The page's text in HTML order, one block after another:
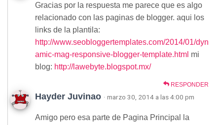
Gracias por la respuesta me parece que es algo
relacionado con las paginas de blogger. aqui los
links de la plantila:
http://www.seobloggertemplates.com/2014/01/dyn
amic-mag-responsive-blogger-template.html mi
blog: http://lawebyte.blogspot.mx/
RESPONDER
Hayder Juvinao · marzo 30, 2014 a las 4:00 pm
Amigo pero esa parte de Pagina Principal la